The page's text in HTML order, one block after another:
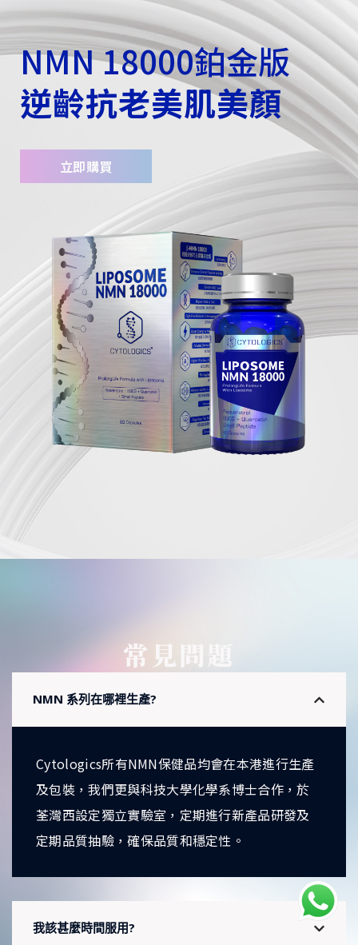
NMN 18000鉑金版
逆齡抗老美肌美顏
立即購買
常見問題
NMN 系列在哪裡生產?
Cytologics所有NMN保健品均會在本港進行生產
及包裝，我們更與科技大學化學系博士合作，於
荃灣西設定獨立實驗室，定期進行新產品研發及
定期品質抽驗，確保品質和穩定性。
我該甚麼時間服用?